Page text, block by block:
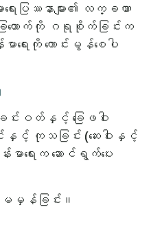
ာရေးပြဿနာများ၏ လက္ခဏာ
ေထောက်ကို ဂရုစိုက်ခြင်းက
ရေးကို ကောင်းမွန်စေပါ
ျင်းဝတ်နှင့် ခြေဖဝါး
နှင့် ကုသခြင်း (ဆေးဝါးနှင့်
ရေးက ဆောင်ရွက်ပေး
ပုံမမှန်ခြင်း။